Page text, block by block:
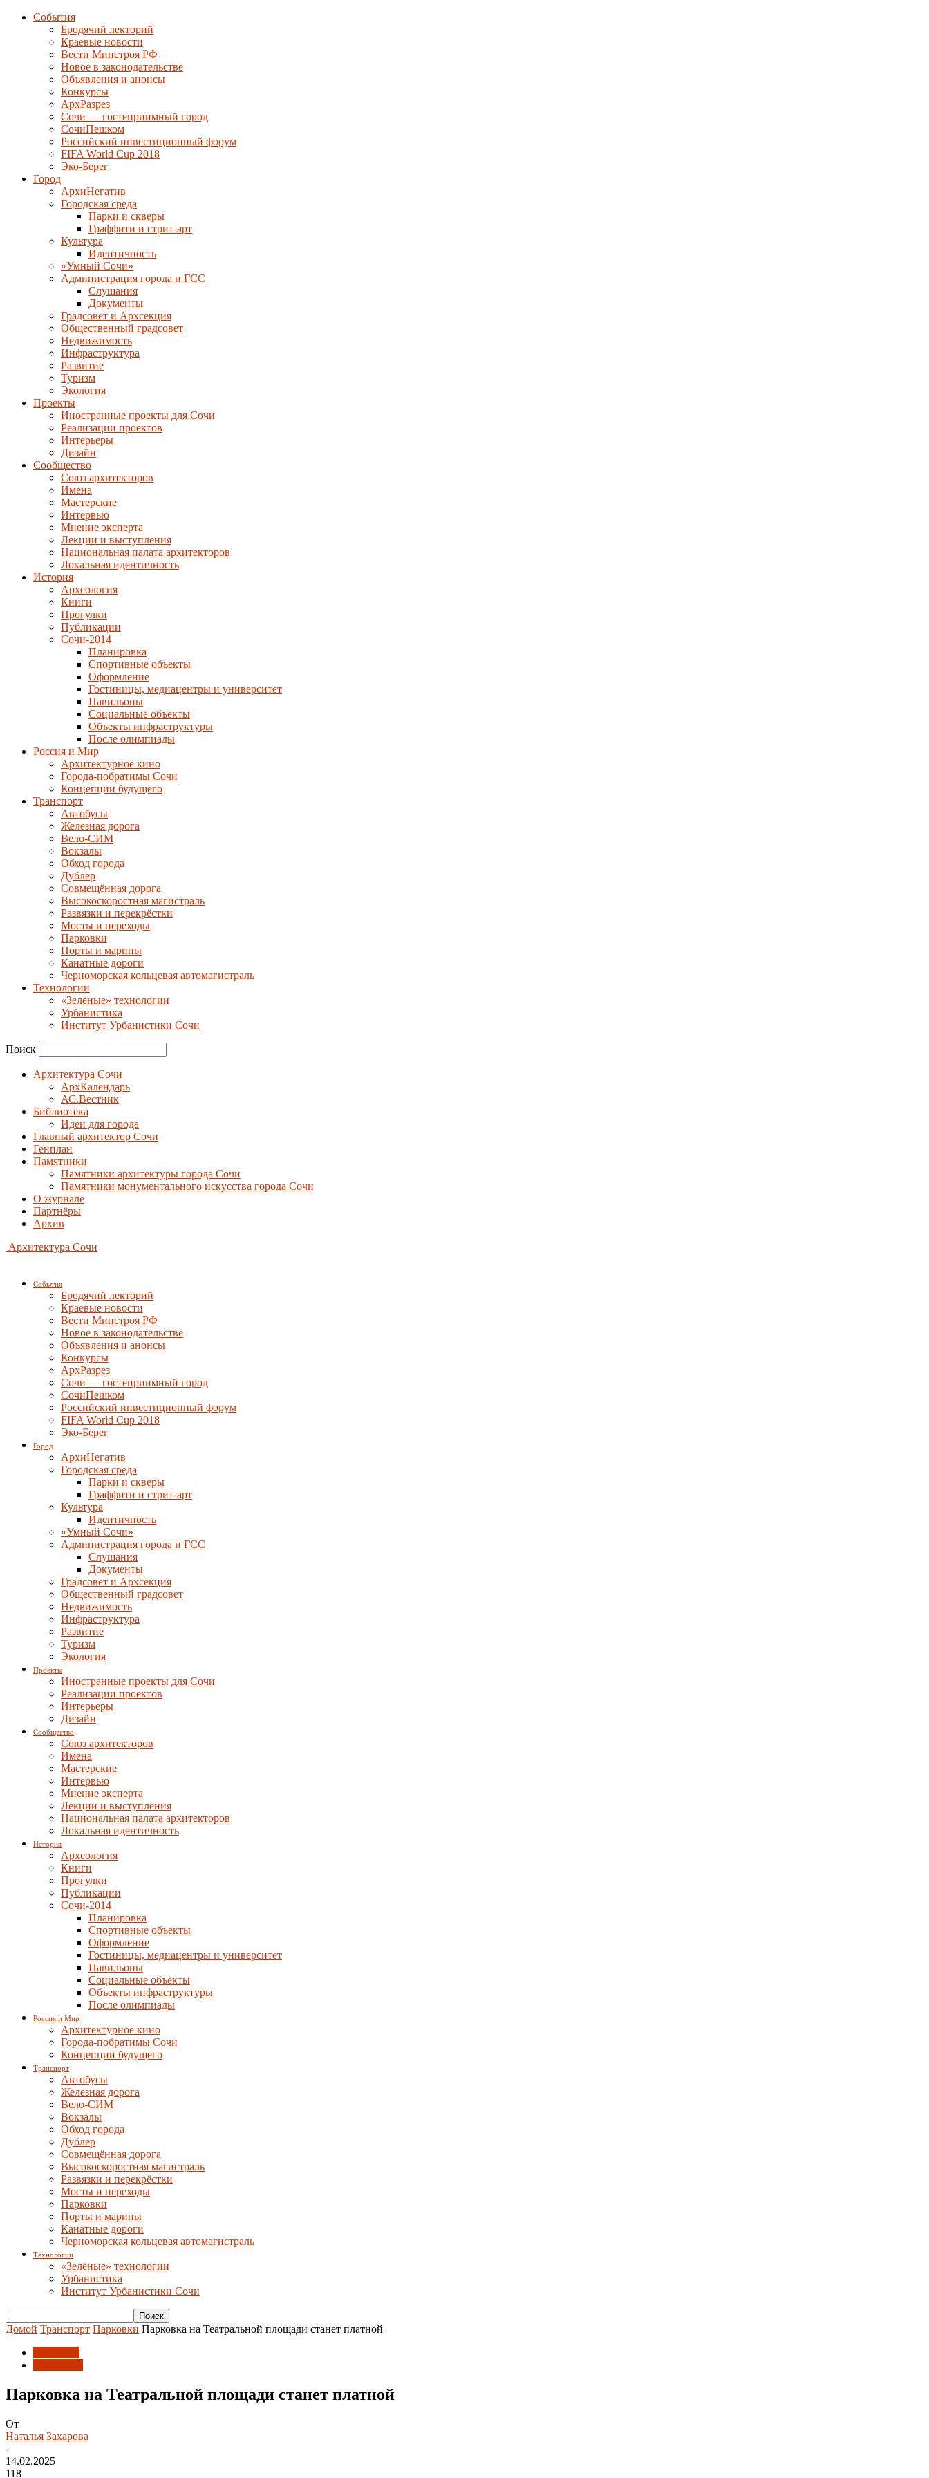
События
Бродячий лекторий
Краевые новости
Вести Минстроя РФ
Новое в законодательстве
Объявления и анонсы
Конкурсы
АрхРазрез
Сочи — гостеприимный город
СочиПешком
Российский инвестиционный форум
FIFA World Cup 2018
Эко-Берег
Город
АрхиНегатив
Городская среда
Парки и скверы
Граффити и стрит-арт
Культура
Идентичность
«Умный Сочи»
Администрация города и ГСС
Слушания
Документы
Градсовет и Архсекция
Общественный градсовет
Недвижимость
Инфраструктура
Развитие
Туризм
Экология
Проекты
Иностранные проекты для Сочи
Реализации проектов
Интерьеры
Дизайн
Сообщество
Союз архитекторов
Имена
Мастерские
Интервью
Мнение эксперта
Лекции и выступления
Национальная палата архитекторов
Локальная идентичность
История
Археология
Книги
Прогулки
Публикации
Сочи-2014
Планировка
Спортивные объекты
Оформление
Гостиницы, медиацентры и университет
Павильоны
Социальные объекты
Объекты инфраструктуры
После олимпиады
Россия и Мир
Архитектурное кино
Города-побратимы Сочи
Концепции будущего
Транспорт
Автобусы
Железная дорога
Вело-СИМ
Вокзалы
Обход города
Дублер
Совмещённая дорога
Высокоскоростная магистраль
Развязки и перекрёстки
Мосты и переходы
Парковки
Порты и марины
Канатные дороги
Черноморская кольцевая автомагистраль
Технологии
«Зелёные» технологии
Урбанистика
Институт Урбанистики Сочи
Поиск
Архитектура Сочи
АрхКалендарь
АС.Вестник
Библиотека
Идеи для города
Главный архитектор Сочи
Генплан
Памятники
Памятники архитектуры города Сочи
Памятники монументального искусства города Сочи
О журнале
Партнёры
Архив
Архитектура Сочи
События
Бродячий лекторий
Краевые новости
Вести Минстроя РФ
Новое в законодательстве
Объявления и анонсы
Конкурсы
АрхРазрез
Сочи — гостеприимный город
СочиПешком
Российский инвестиционный форум
FIFA World Cup 2018
Эко-Берег
Город
АрхиНегатив
Городская среда
Парки и скверы
Граффити и стрит-арт
Культура
Идентичность
«Умный Сочи»
Администрация города и ГСС
Слушания
Документы
Градсовет и Архсекция
Общественный градсовет
Недвижимость
Инфраструктура
Развитие
Туризм
Экология
Проекты
Иностранные проекты для Сочи
Реализации проектов
Интерьеры
Дизайн
Сообщество
Союз архитекторов
Имена
Мастерские
Интервью
Мнение эксперта
Лекции и выступления
Национальная палата архитекторов
Локальная идентичность
История
Археология
Книги
Прогулки
Публикации
Сочи-2014
Планировка
Спортивные объекты
Оформление
Гостиницы, медиацентры и университет
Павильоны
Социальные объекты
Объекты инфраструктуры
После олимпиады
Россия и Мир
Архитектурное кино
Города-побратимы Сочи
Концепции будущего
Транспорт
Автобусы
Железная дорога
Вело-СИМ
Вокзалы
Обход города
Дублер
Совмещённая дорога
Высокоскоростная магистраль
Развязки и перекрёстки
Мосты и переходы
Парковки
Порты и марины
Канатные дороги
Черноморская кольцевая автомагистраль
Технологии
«Зелёные» технологии
Урбанистика
Институт Урбанистики Сочи
Домой Транспорт Парковки Парковка на Театральной площади станет платной
Парковка на Театральной площади станет платной
От
Наталья Захарова
-
14.02.2025
118